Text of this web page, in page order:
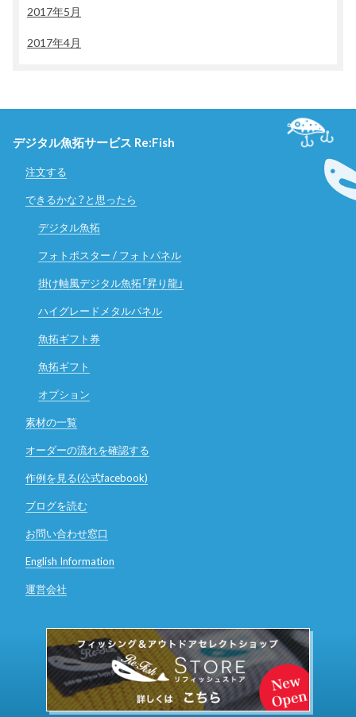
2017年5月
2017年4月
デジタル魚拓サービス Re:Fish
注文する
できるかな？と思ったら
デジタル魚拓
フォトポスター / フォトパネル
掛け軸風デジタル魚拓「昇り龍」
ハイグレードメタルパネル
魚拓ギフト券
魚拓ギフト
オプション
素材の一覧
オーダーの流れを確認する
作例を見る(公式facebook)
ブログを読む
お問い合わせ窓口
English Information
運営会社